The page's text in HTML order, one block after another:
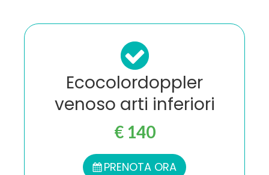
Ecocolordoppler
venoso arti inferiori
€ 140
PRENOTA ORA